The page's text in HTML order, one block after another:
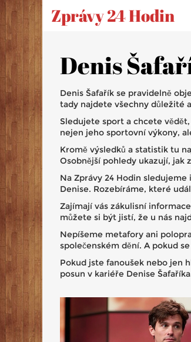
Zprávy 24 Hodin
Denis
Denis Šafařík se pravidelně
tady najdete všechny důležité
Sledujete sport a chcete
nejen jeho sportovní výkony,
Kromě výsledků a statistik tu
Osobnější pohledy ukazují, jak
Na Zprávy 24 Hodin
Denise. Rozebíráme, které
Zajímají vás zákulisní
můžete si být jistí, že u nás
Nepíšeme metafory ani
společenském dění. A pokud
Pokud jste fanoušek nebo jen
posun v kariéře Denise